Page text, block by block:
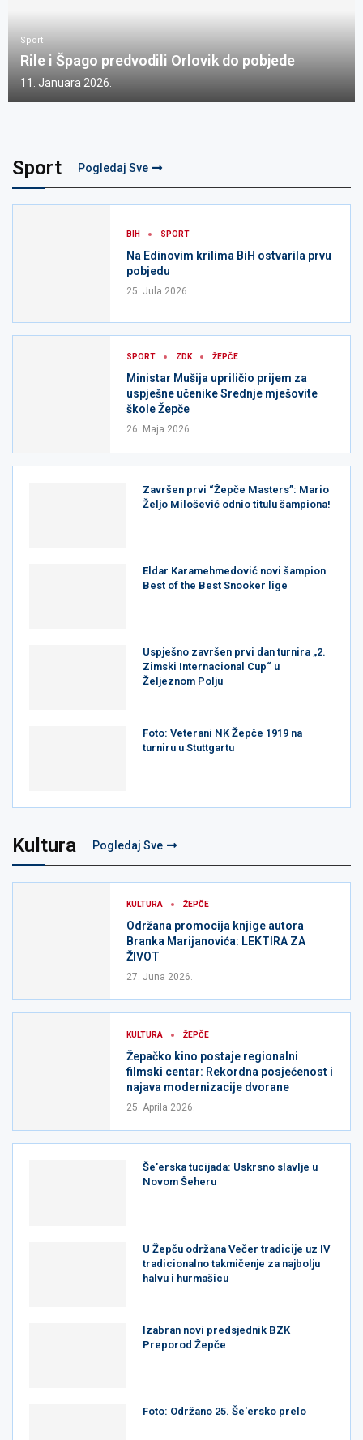
Sport
Rile i Špago predvodili Orlovik do pobjede
11. Januara 2026.
Sport Pogledaj Sve
BIH SPORT
Na Edinovim krilima BiH ostvarila prvu
pobjedu
25. Jula 2026.
SPORT ZDK ŽEPČE
Ministar Mušija upriličio prijem za
uspješne učenike Srednje mješovite
škole Žepče
26. Maja 2026.
Završen prvi “Žepče Masters”: Mario
Željo Milošević odnio titulu šampiona!
Eldar Karamehmedović novi šampion
Best of the Best Snooker lige
Uspješno završen prvi dan turnira „2.
Zimski Internacional Cup“ u
Željeznom Polju
Foto: Veterani NK Žepče 1919 na
turniru u Stuttgartu
Kultura Pogledaj Sve
KULTURA ŽEPČE
Održana promocija knjige autora
Branka Marijanovića: LEKTIRA ZA
ŽIVOT
27. Juna 2026.
KULTURA ŽEPČE
Žepačko kino postaje regionalni
filmski centar: Rekordna posjećenost i
najava modernizacije dvorane
25. Aprila 2026.
Še'erska tucijada: Uskrsno slavlje u
Novom Šeheru
U Žepču održana Večer tradicije uz IV
tradicionalno takmičenje za najbolju
halvu i hurmašicu
Izabran novi predsjednik BZK
Preporod Žepče
Foto: Održano 25. Še'ersko prelo